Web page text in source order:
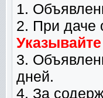
1.
2. При даче
3.
дней.
4. За